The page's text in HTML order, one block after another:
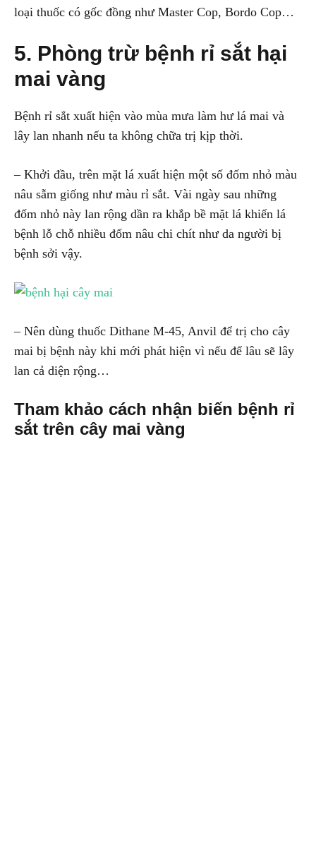
loại thuốc có gốc đồng như Master Cop, Bordo Cop…
5. Phòng trừ bệnh rỉ sắt hại
mai vàng
Bệnh rỉ sắt xuất hiện vào mùa mưa làm hư lá mai và
lây lan nhanh nếu ta không chữa trị kịp thời.
– Khởi đầu, trên mặt lá xuất hiện một số đốm nhỏ màu
nâu sẫm giống như màu rỉ sắt. Vài ngày sau những
đốm nhỏ này lan rộng dần ra khắp bề mặt lá khiến lá
bệnh lỗ chỗ nhiều đốm nâu chi chít như da người bị
bệnh sởi vậy.
– Nên dùng thuốc Dithane M-45, Anvil để trị cho cây
mai bị bệnh này khi mới phát hiện vì nếu để lâu sẽ lây
lan cả diện rộng…
Tham khảo cách nhận biến bệnh rỉ
sắt trên cây mai vàng